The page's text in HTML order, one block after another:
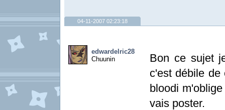
04-11-2007 02:23:18
edwardelric28
Chuunin
Bon ce sujet
c'est débile de
bloodi
vais poster.